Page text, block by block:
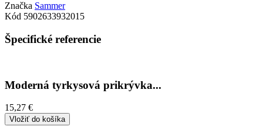
Značka Sammer
Kód 5902633932015
Špecifické referencie
Moderná tyrkysová prikrývka...
15,27 €
Vložiť do košíka